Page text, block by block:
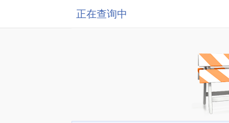
正在查询中